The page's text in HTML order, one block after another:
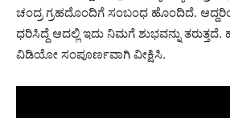
ಚಂದ್ರ ಗ್ರಹದೊಂದಿಗೆ ಸಂಬಂಧ ಹೊಂದಿದೆ.
ಧರಿಸಿದ್ದೆ ಆದಲ್ಲಿ ಇದು ನಿಮಗೆ ಶುಭವನ್ನು
ವಿಡಿಯೋ ಸಂಪೂರ್ಣವಾಗಿ ವೀಕ್ಷಿಸಿ.